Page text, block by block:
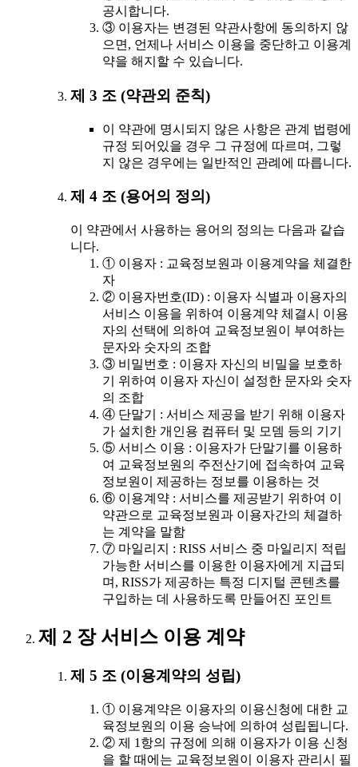
공시합니다.
③ 이용자는 변경된 약관사항에 동의하지 않
으면, 언제나 서비스 이용을 중단하고 이용계
약을 해지할 수 있습니다.
제 3 조 (약관외 준칙)
이 약관에 명시되지 않은 사항은 관계 법령에
규정 되어있을 경우 그 규정에 따르며, 그렇
지 않은 경우에는 일반적인 관례에 따릅니다.
제 4 조 (용어의 정의)
이 약관에서 사용하는 용어의 정의는 다음과 같습
니다.
① 이용자 : 교육정보원과 이용계약을 체결한
자
② 이용자번호(ID) : 이용자 식별과 이용자의
서비스 이용을 위하여 이용계약 체결시 이용
자의 선택에 의하여 교육정보원이 부여하는
문자와 숫자의 조합
③ 비밀번호 : 이용자 자신의 비밀을 보호하
기 위하여 이용자 자신이 설정한 문자와 숫자
의 조합
④ 단말기 : 서비스 제공을 받기 위해 이용자
가 설치한 개인용 컴퓨터 및 모뎀 등의 기기
⑤ 서비스 이용 : 이용자가 단말기를 이용하
여 교육정보원의 주전산기에 접속하여 교육
정보원이 제공하는 정보를 이용하는 것
⑥ 이용계약 : 서비스를 제공받기 위하여 이
약관으로 교육정보원과 이용자간의 체결하
는 계약을 말함
⑦ 마일리지 : RISS 서비스 중 마일리지 적립
가능한 서비스를 이용한 이용자에게 지급되
며, RISS가 제공하는 특정 디지털 콘텐츠를
구입하는 데 사용하도록 만들어진 포인트
제 2 장 서비스 이용 계약
제 5 조 (이용계약의 성립)
① 이용계약은 이용자의 이용신청에 대한 교
육정보원의 이용 승낙에 의하여 성립됩니다.
② 제 1항의 규정에 의해 이용자가 이용 신청
을 할 때에는 교육정보원이 이용자 관리시 필